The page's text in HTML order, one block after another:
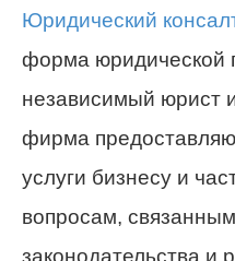
Юридический
форма юридической
независимый юрист
фирма
услуги бизнесу и
вопросам,
законодательства и